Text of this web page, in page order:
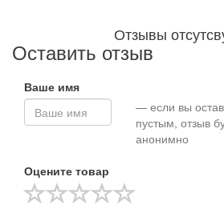
Отзывы
Оставить отзыв
Ваше имя
— если вы
пустым, отзыв
анонимно
Оцените товар